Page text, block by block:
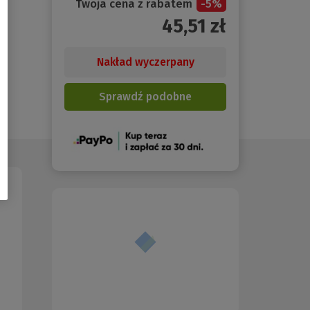
Twoja cena z rabatem -5%
45,51 zł
Nakład wyczerpany
Sprawdź podobne
(Nowe